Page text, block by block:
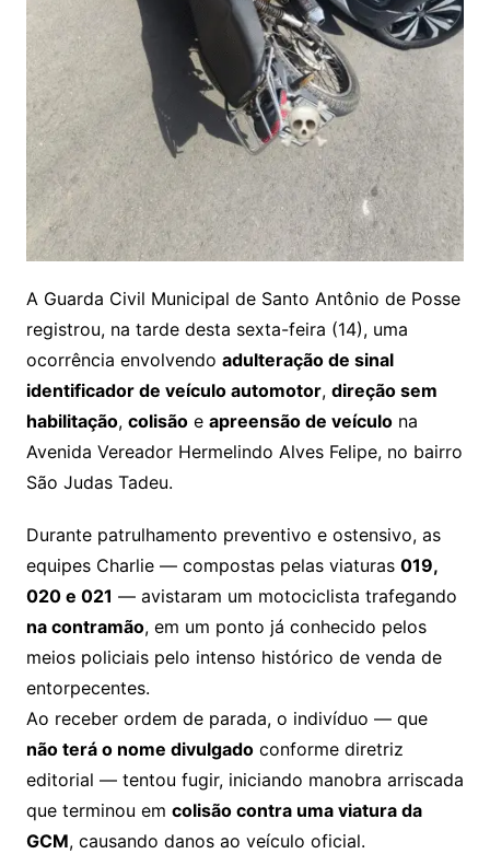
A Guarda Civil Municipal de Santo Antônio de Posse
registrou, na tarde desta sexta-feira (14), uma
ocorrência envolvendo adulteração de sinal
identificador de veículo automotor, direção sem
habilitação, colisãoe apreensão de veículona
Avenida Vereador Hermelindo Alves Felipe, no bairro
São Judas Tadeu.
Durante patrulhamento preventivo e ostensivo, as
equipes Charlie — compostas pelas viaturas 019,
020 e 021 — avistaram um motociclista trafegando
na contramão, em um ponto já conhecido pelos
meios policiais pelo intenso histórico de venda de
entorpecentes.
Ao receber ordem de parada, o indivíduo — que
não terá o nome divulgadoconforme diretriz
editorial — tentou fugir, iniciando manobra arriscada
que terminou em colisão contra uma viatura da
GCM, causando danos ao veículo oficial.